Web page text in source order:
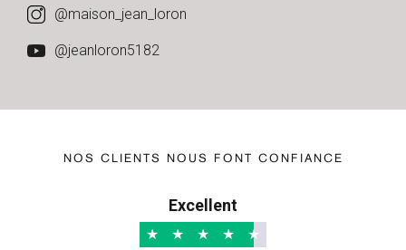
@maison_jean_loron
@jeanloron5182
NOS CLIENTS NOUS FONT CONFIANCE
Excellent
★ ★ ★ ★ ★